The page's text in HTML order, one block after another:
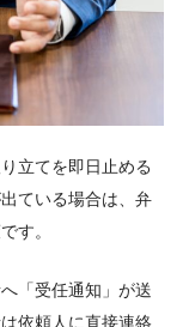
立てを即日止める
ている場合は、弁
す。
「受任通知」が送
依頼人に直接連絡